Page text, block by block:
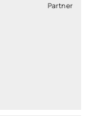
Partner